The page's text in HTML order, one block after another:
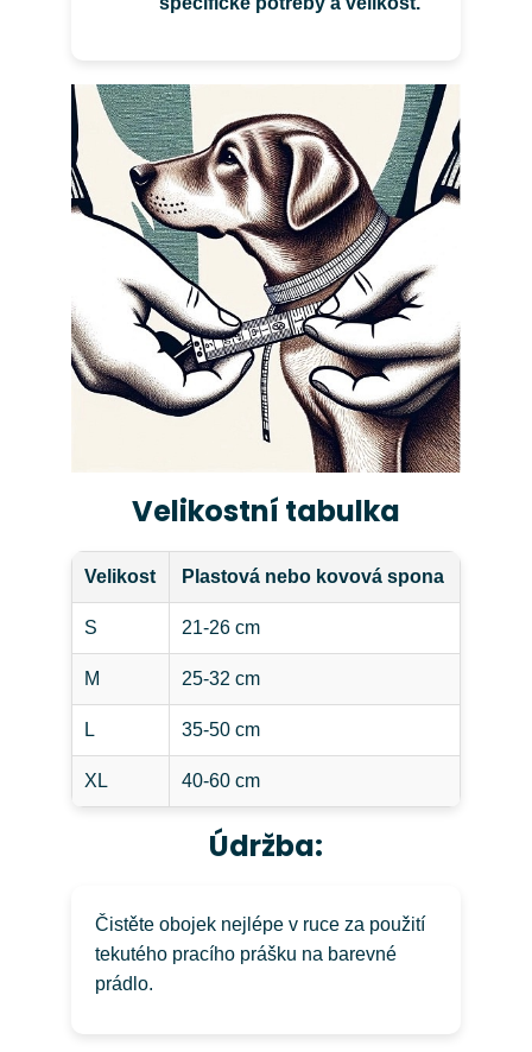
Velikostní tabulka
Velikost Plastová nebo kovová spona
S 21-26 cm
M 25-32 cm
L 35-50 cm
XL 40-60 cm
Údržba:
Čistěte obojek nejlépe v ruce za použití
tekutého pracího prášku na barevné
prádlo.